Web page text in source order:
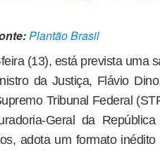
Plantão Brasil
(13), está prevista uma
da Justiça, Flávio
Tribunal Federal
Geral da
adota um formato